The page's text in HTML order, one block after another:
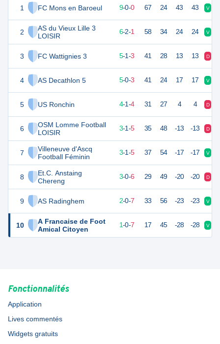
1 FC Mons en Baroeul
2
AS du Vieux Lille 3
LOISIR
3 FC Wattignies 3
4 AS Decathlon 5
5 US Ronchin
6
OSM Lomme Football
LOISIR
7
Villeneuve d'Ascq
Football Féminin
8
Et.C. Anstaing
Chereng
9 AS Radinghem
10
A Francaise de Foot
Amical Citoyen
27 9-0-0 67 24 43 43 V
20 6-2-1 58 34 24 24 V
16 5-1-3 41 28 13 13 D
5-0-3 41 24 17 17 V
4-1-4 31 27 4 4 D
10 9 3-1-5 35 48 -13 -13 D
10 3-1-5 37 54 -17 -17 V
3-0-6 29 49 -20 -20 D
2-0-7 33 56 -23 -23 V
3 8 1-0-7 17 45 -28 -28 V
Fonctionnalités
Application
Lives commentés
Widgets gratuits